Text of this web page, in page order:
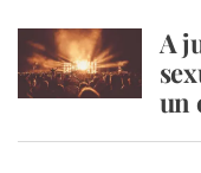
A
un